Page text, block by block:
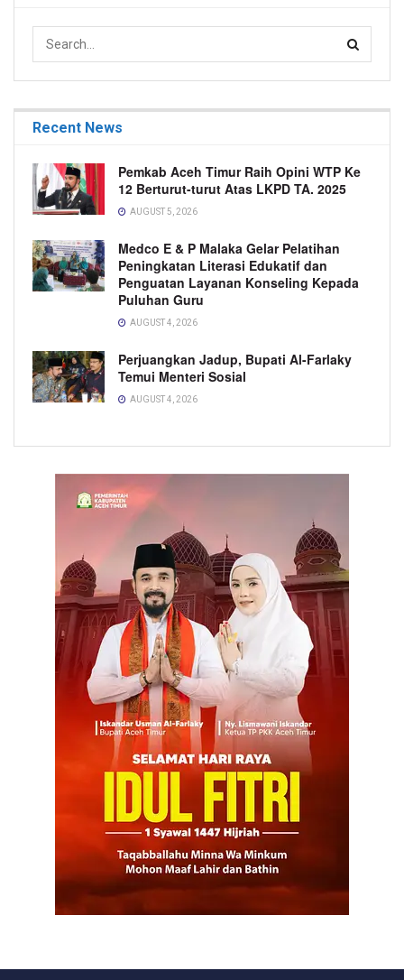
Recent News
Pemkab Aceh Timur Raih Opini WTP Ke
12 Berturut-turut Atas LKPD TA. 2025
AUGUST 5, 2026
Medco E & P Malaka Gelar Pelatihan
Peningkatan Literasi Edukatif dan
Penguatan Layanan Konseling Kepada
Puluhan Guru
AUGUST 4, 2026
Perjuangkan Jadup, Bupati Al-Farlaky
Temui Menteri Sosial
AUGUST 4, 2026